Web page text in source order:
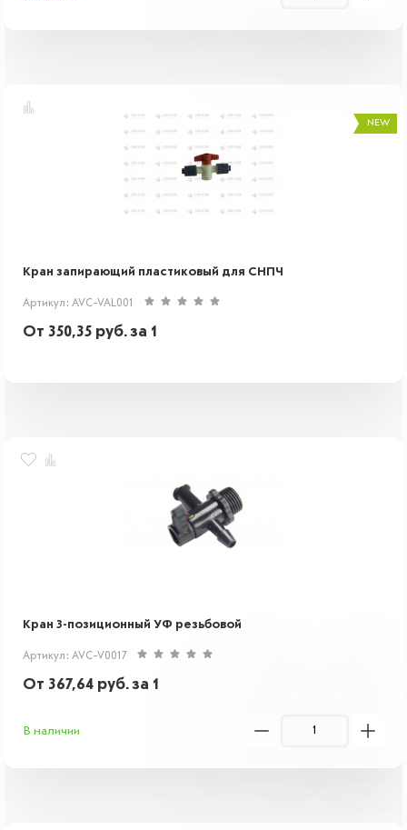
NEW
Кран запирающий пластиковый для СНПЧ
Артикул: AVC-VAL001
От 350,35 руб.за 1
Кран 3-позиционный УФ резьбовой
Артикул: AVC-V0017
От 367,64 руб.за 1
В наличии